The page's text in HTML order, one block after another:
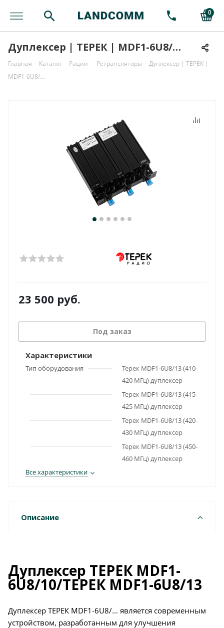
0
Дуплексер | ТЕРЕК | MDF1-6U8/…
Главная - Каталог - Рации - Ретрансляторы - Дуплексер | ТЕРЕК |
MDF1-6U8/…
23 500 руб.
Под заказ
Характеристики
Тип оборудования
Терек MDF1-6U8/13 (410-
420 МГц) дуплексер
Терек MDF1-6U8/13 (415-
425 МГц) дуплексер
Терек MDF1-6U8/13 (420-
430 МГц) дуплексер
Терек MDF1-6U8/13 (450-
460 МГц) дуплексер
Все характеристики
Описание
Дуплексер ТЕРЕК MDF1-
6U8/10/ТЕРЕК MDF1-6U8/13
Дуплексер ТЕРЕК MDF1-6U8/… является современным
устройством, разработанным для улучшения